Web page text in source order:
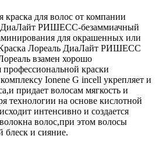
краска для волос от компании
ДиаЛайт РИШЕСС-безаммиачный
для окрашенных или
Краска Лореаль ДиаЛайт РИШЕСС
взамен хорошо
профессиональной краски
Ionene G incell укрепляет и
придает волосам мягкость и
технологии на основе кислотной
интенсивно и создается
волос,при этом волосы
блеск и сияние.